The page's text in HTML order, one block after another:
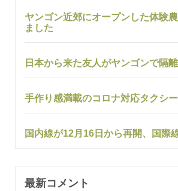
ヤンゴン近郊にオープンした体験
ました
日本から来た友人がヤンゴンで隔
手作り感満載のコロナ対応タクシー
国内線が12月16日から再開、国際
最新コメント